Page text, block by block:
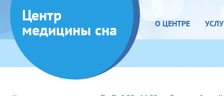
Центр
медицины сна О ЦЕНТРЕ